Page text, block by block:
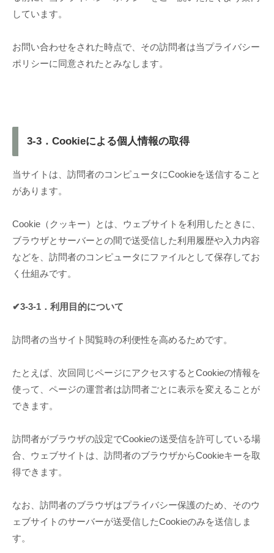
しています。
お問い合わせをされた時点で、その訪問者は当プライバシー
ポリシーに同意されたとみなします。
3-3．Cookieによる個人情報の取得
当サイトは、訪問者のコンピュータにCookieを送信すること
があります。
Cookie（クッキー）とは、ウェブサイトを利用したときに、
ブラウザとサーバーとの間で送受信した利用履歴や入力内容
などを、訪問者のコンピュータにファイルとして保存してお
く仕組みです。
✔3-3-1．利用目的について
訪問者の当サイト閲覧時の利便性を高めるためです。
たとえば、次回同じページにアクセスするとCookieの情報を
使って、ページの運営者は訪問者ごとに表示を変えることが
できます。
訪問者がブラウザの設定でCookieの送受信を許可している場
合、ウェブサイトは、訪問者のブラウザからCookieキーを取
得できます。
なお、訪問者のブラウザはプライバシー保護のため、そのウ
ェブサイトのサーバーが送受信したCookieのみを送信しま
す。